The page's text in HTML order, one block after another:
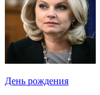
День рождения